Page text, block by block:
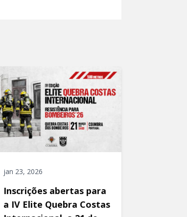
jan 23, 2026
Inscrições abertas para
a IV Elite Quebra Costas